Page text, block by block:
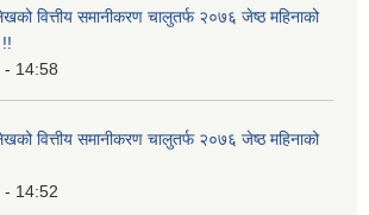
वित्तीय समानीकरण चालुतर्फ २०७६ जेष्ठ महिनाको
- 14:58
वित्तीय समानीकरण चालुतर्फ २०७६ जेष्ठ महिनाको
- 14:52